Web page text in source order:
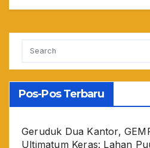
Pos-Pos Terbaru
Geruduk Dua Kantor,
Ultimatum Keras: Lahan